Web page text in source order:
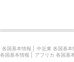
各国基本情報
中近東 各国基本
国基本情報 アフリカ 各国基